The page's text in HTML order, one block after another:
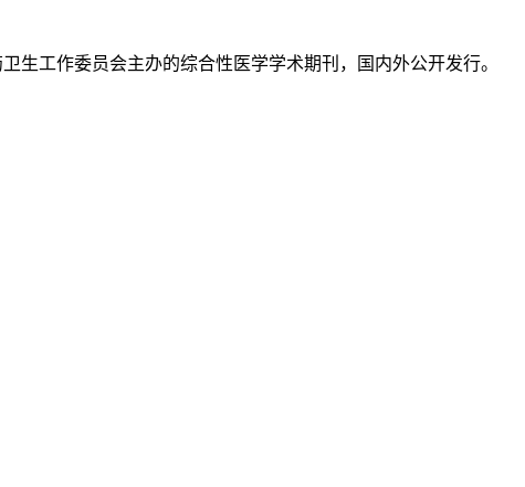
生工作委员会主办的综合性医学学术期刊，国内外公开发行。